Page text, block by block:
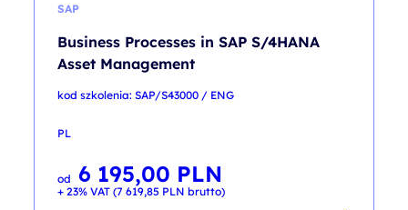
SAP
Business Processes in SAP S/4HANA
Asset Management
kod szkolenia: SAP/S43000 / ENG
PL
od 6 195,00 PLN
+ 23% VAT (7 619,85 PLN brutto)